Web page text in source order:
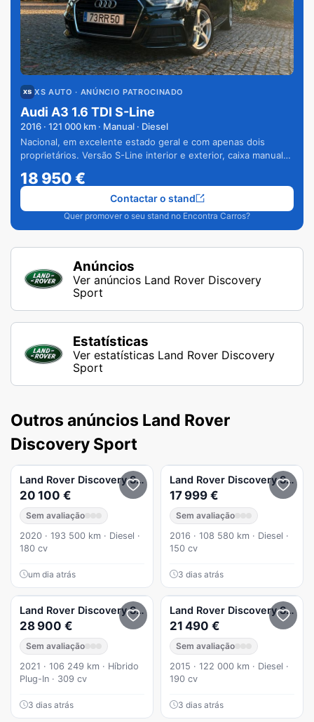
XS AUTO · ANÚNCIO PATROCINADO
Audi A3 1.6 TDI S-Line
2016 · 121 000 km · Manual · Diesel
Nacional, em excelente estado geral e com apenas dois
proprietários. Versão S-Line interior e exterior, caixa manual
18 950€
Quer promover o seu stand no Encontra Carros?
Contactar o stand
Anúncios
Ver anúncios Land Rover Discovery
Sport
Estatísticas
Ver estatísticas Land Rover Discovery
Sport
Outros anúncios Land Rover
Discovery Sport
Land Rover Discovery Sport 2.0 D AWD SE
20 100 €
Sem avaliação
2020 · 193 500 km · Diesel ·
180 cv
um dia atrás
Land Rover Discovery Sport
17 999 €
Sem avaliação
2016 · 108 580 km · Diesel ·
150 cv
3 dias atrás
Land Rover Discovery Sport P300e Dynamic SE
28 900 €
Sem avaliação
2021 · 106 249 km · Híbrido
Plug-In · 309 cv
3 dias atrás
Land Rover Discovery Sport
21 490 €
Sem avaliação
2015 · 122 000 km · Diesel ·
190 cv
3 dias atrás